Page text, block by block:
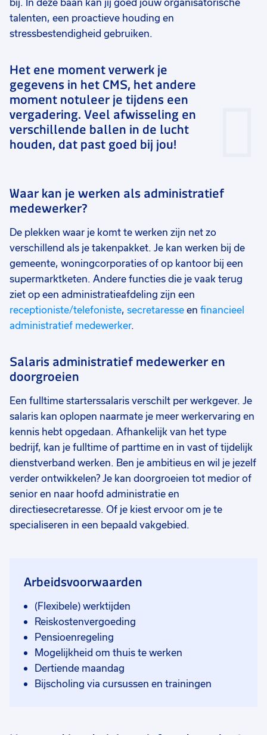
bij. In deze baan kan jij goed jouw organisatorische
talenten, een proactieve houding en
stressbestendigheid gebruiken.
Het ene moment verwerk je
gegevens in het CMS, het andere
moment notuleer je tijdens een
vergadering. Veel afwisseling en
verschillende ballen in de lucht
houden, dat past goed bij jou!
Waar kan je werken als administratief
medewerker?
De plekken waar je komt te werken zijn net zo
verschillend als je takenpakket. Je kan werken bij de
gemeente, woningcorporaties of op kantoor bij een
supermarktketen. Andere functies die je vaak terug
ziet op een administratieafdeling zijn een
receptioniste/telefoniste, secretaresse en financieel
administratief medewerker.
Salaris administratief medewerker en
doorgroeien
Een fulltime starterssalaris verschilt per werkgever. Je
salaris kan oplopen naarmate je meer werkervaring en
kennis hebt opgedaan. Afhankelijk van het type
bedrijf, kan je fulltime of parttime en in vast of tijdelijk
dienstverband werken. Ben je ambitieus en wil je jezelf
verder ontwikkelen? Je kan doorgroeien tot medior of
senior en naar hoofd administratie en
directiesecretaresse. Of je kiest ervoor om je te
specialiseren in een bepaald vakgebied.
Arbeidsvoorwaarden
(Flexibele) werktijden
Reiskostenvergoeding
Pensioenregeling
Mogelijkheid om thuis te werken
Dertiende maandag
Bijscholing via cursussen en trainingen